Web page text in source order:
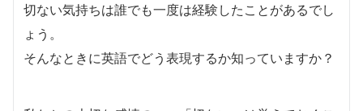
切ない気持ちは誰でも一度は経験したことがあるでし
ょう。
そんなときに英語でどう表現するか知っていますか？